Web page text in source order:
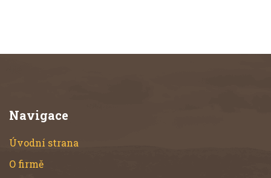
Navigace
Úvodní strana
O firmě